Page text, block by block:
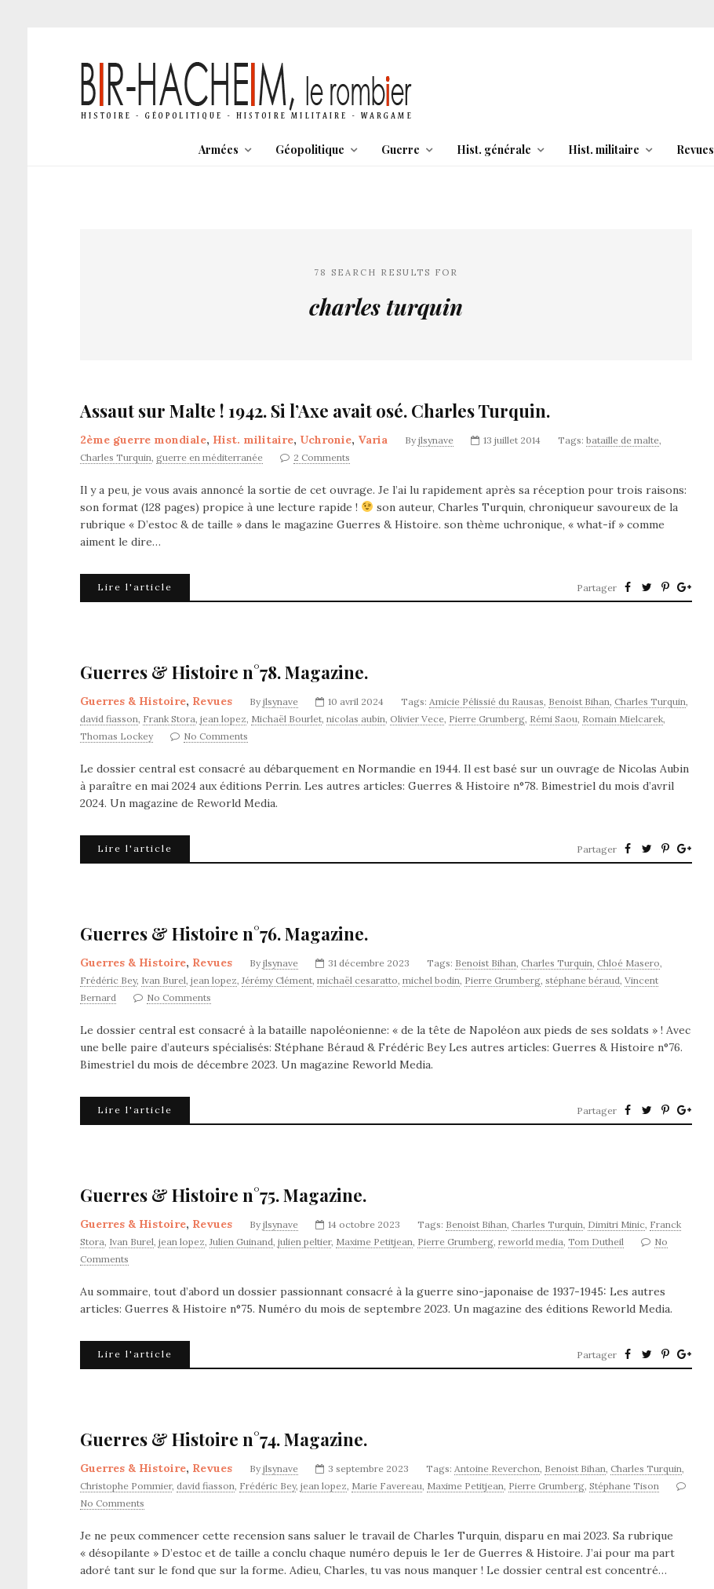
Armées Géopolitique Guerre Hist. générale Hist. militaire Revues
78 SEARCH RESULTS FOR
charles turquin
Assaut sur Malte ! 1942. Si l’Axe avait osé. Charles Turquin.
2ème guerre mondiale, Hist. militaire, Uchronie, Varia By jlsynave 13 juillet 2014 Tags: bataille de malte,
Charles Turquin, guerre en méditerranée 2 Comments
Il y a peu, je vous avais annoncé la sortie de cet ouvrage. Je l’ai lu rapidement après sa réception pour trois raisons:
son format (128 pages) propice à une lecture rapide !
son auteur, Charles Turquin, chroniqueur savoureux de la
rubrique « D’estoc & de taille » dans le magazine Guerres & Histoire. son thème uchronique, « what-if » comme
aiment le dire…
Lire l'article Partager
Guerres & Histoire n°78. Magazine.
Guerres & Histoire, Revues By jlsynave 10 avril 2024 Tags: Amicie Pélissié du Rausas, Benoist Bihan, Charles Turquin,
david fiasson, Frank Stora, jean lopez, Michaël Bourlet, nicolas aubin, Olivier Vece, Pierre Grumberg, Rémi Saou, Romain Mielcarek,
Thomas Lockey
No Comments
Le dossier central est consacré au débarquement en Normandie en 1944. Il est basé sur un ouvrage de Nicolas Aubin
à paraître en mai 2024 aux éditions Perrin. Les autres articles: Guerres & Histoire n°78. Bimestriel du mois d’avril
2024. Un magazine de Reworld Media.
Lire l'article Partager
Guerres & Histoire n°76. Magazine.
Guerres & Histoire, Revues By jlsynave 31 décembre 2023 Tags: Benoist Bihan, Charles Turquin, Chloé Masero,
Frédéric Bey, Ivan Burel, jean lopez,Jérémy Clément, michaël cesaratto, michel bodin, Pierre Grumberg, stéphane béraud, Vincent
Bernard
No Comments
Le dossier central est consacré à la bataille napoléonienne: « de la tête de Napoléon aux pieds de ses soldats » ! Avec
une belle paire d’auteurs spécialisés: Stéphane Béraud & Frédéric Bey Les autres articles: Guerres & Histoire n°76.
Bimestriel du mois de décembre 2023. Un magazine Reworld Media.
Lire l'article Partager
Guerres & Histoire n°75. Magazine.
Guerres & Histoire, Revues By jlsynave 14 octobre 2023 Tags: Benoist Bihan, Charles Turquin, Dimitri Minic, Franck
Stora, Ivan Burel, jean lopez,Julien Guinand, julien peltier, Maxime Petitjean, Pierre Grumberg, reworld media, Tom Dutheil
No
Comments
Au sommaire, tout d’abord un dossier passionnant consacré à la guerre sino-japonaise de 1937-1945: Les autres
articles: Guerres & Histoire n°75. Numéro du mois de septembre 2023. Un magazine des éditions Reworld Media.
Lire l'article Partager
Guerres & Histoire n°74. Magazine.
Guerres & Histoire, Revues By jlsynave 3 septembre 2023 Tags: Antoine Reverchon, Benoist Bihan, Charles Turquin,
Christophe Pommier, david fiasson, Frédéric Bey, jean lopez, Marie Favereau, Maxime Petitjean, Pierre Grumberg, Stéphane Tison
No Comments
Je ne peux commencer cette recension sans saluer le travail de Charles Turquin, disparu en mai 2023. Sa rubrique
« désopilante » D’estoc et de taille a conclu chaque numéro depuis le 1er de Guerres & Histoire. J’ai pour ma part
adoré tant sur le fond que sur la forme. Adieu, Charles, tu vas nous manquer ! Le dossier central est concentré…